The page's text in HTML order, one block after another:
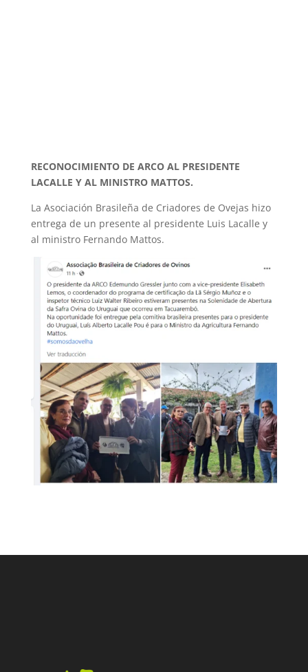
RECONOCIMIENTO DE ARCO AL PRESIDENTE
LACALLE Y AL MINISTRO MATTOS.
La Asociación Brasileña de Criadores de Ovejas hizo
entrega de un presente al presidente Luis Lacalle y
al ministro Fernando Mattos.